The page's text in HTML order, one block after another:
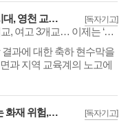
[독자기고]
[독자기고] 학령인구 감소 시대, 영천 교육 구조는 이대로 괜찮은가?
박영환 전)도의원 - 남고 1개교, 여고 3개교… 이제는 ‘교육의 질’을 중심에 둔 해법이 필요합니다.
과에 대한 축하 현수막을
과 지역 교육계의 노고에
[독자기고]
[독자기고] 추위 속에 커지는 화재 위험, 예방이 가장 확실한 대응입니다